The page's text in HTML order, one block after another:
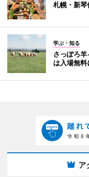
札幌・新
学ぶ・知る
さっぽろ
は入場無料
ア